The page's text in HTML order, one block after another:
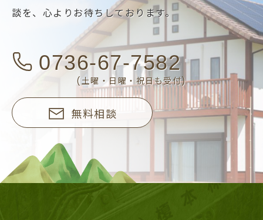
談を、 心よりお待ちしております。
0736-67-7582
(土曜・日曜・祝日も受付)
無料相談